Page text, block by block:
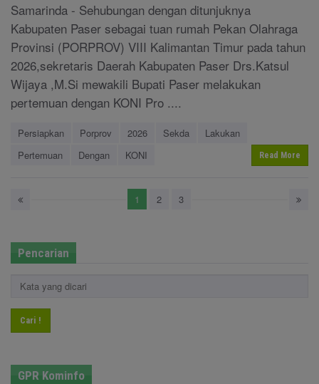
Samarinda - Sehubungan dengan ditunjuknya
Kabupaten Paser sebagai tuan rumah Pekan Olahraga
Provinsi (PORPROV) VIII Kalimantan Timur pada tahun
2026,sekretaris Daerah Kabupaten Paser Drs.Katsul
Wijaya ,M.Si mewakili Bupati Paser melakukan
pertemuan dengan KONI Pro ....
Persiapkan Porprov 2026 Sekda
Lakukan
Pertemuan
Dengan KONI Read More
1 2 3
Pencarian
Cari !
GPR Kominfo